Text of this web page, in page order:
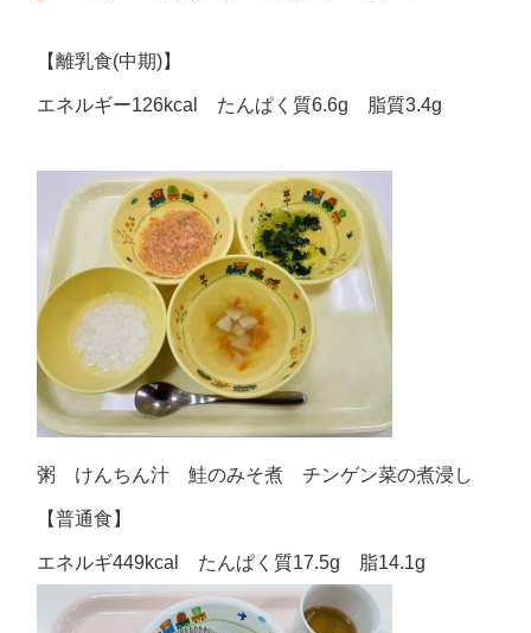
【離乳食(中期)】
エネルギー126kcal たんぱく質6.6g 脂質3.4g
粥 けんちん汁 鮭のみそ煮 チンゲン菜の煮浸し
【普通食】
エネルギ449kcal たんぱく質17.5g 脂14.1g